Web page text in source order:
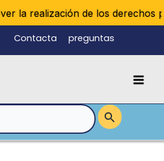
la realización de los derechos
Contacta preguntas